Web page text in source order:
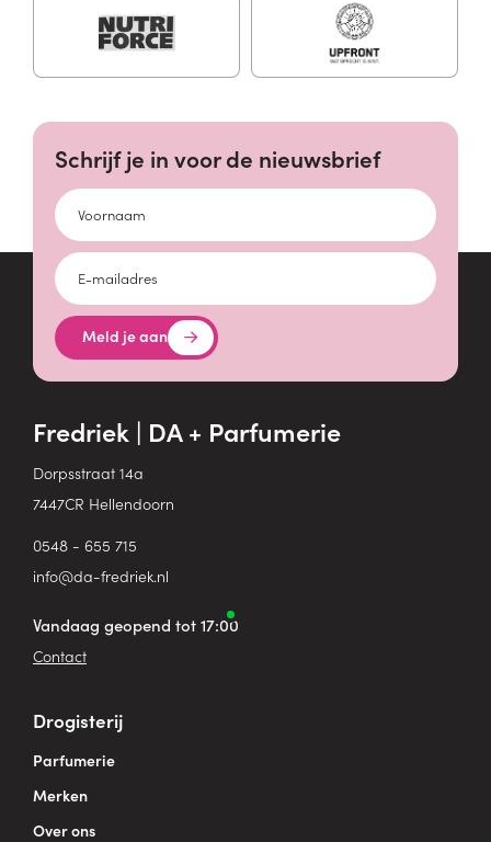
Schrijf je in voor de nieuwsbrief
Voornaam
E-mailadres
Meld je aan
Fredriek | DA + Parfumerie
Dorpsstraat 14a
7447CR Hellendoorn
0548 - 655 715
info@da-fredriek.nl
Vandaag geopend tot 17:00
Contact
Drogisterij
Parfumerie
Merken
Over ons